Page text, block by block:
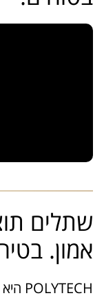
שתלים
אמון.
POLYTECH היא לא רק יצרנית שתלים – היא סטנדרט.